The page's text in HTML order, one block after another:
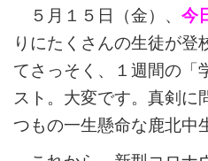
５月１５日（金）、 今
りにたくさんの生徒が登
てさっそく、１週間の「
スト。大変です。真剣に
つもの一生懸命な鹿北中